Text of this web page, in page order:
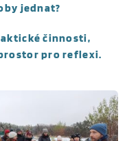
jednat?
činnosti,
pro reflexi.